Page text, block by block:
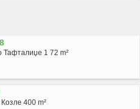
Тафталиџе 1 72 m²
400 m²